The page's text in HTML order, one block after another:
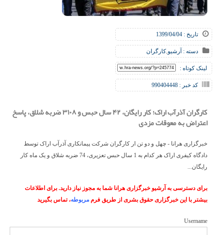
تاریخ : 1399/04/04
دسته : آرشیو,کارگران
لینک کوتاه :
کد خبر : 990404448
کارگران آذرآب اراک؛ کار رایگان، ۴۲ سال حبس و ۳۱۰۸ ضربه شلاق، پاسخ
اعتراض به معوقات مزدی
خبرگزاری هرانا - چهل و دو تن ار کارگران شرکت پیمانکاری آذرآب اراک توسط
دادگاه کیفری اراک هر کدام به 1 سال حبس تعزیری، 74 ضربه شلاق و یک ماه کار
رایگان...
برای دسترسی به آرشیو خبرگزاری هرانا شما به مجوز نیاز دارید. برای اطلاعات
بیشتر با این خبرگزاری حقوق بشری از طریق فرم مربوطه، تماس بگیرید
Username